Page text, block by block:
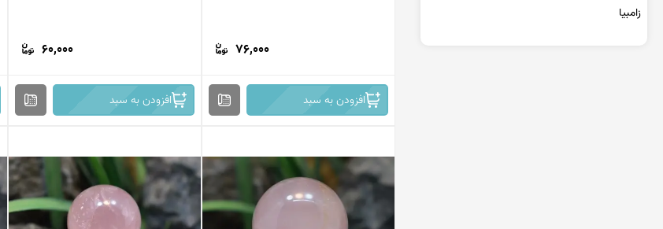
زامبیا
76,000
افزودن به سبد
60,000
افزودن به سبد